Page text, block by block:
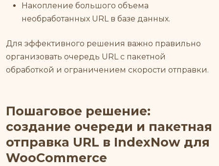
Накопление большого объема
необработанных URL в базе данных.
Для эффективного решения важно правильно
организовать очередь URL с пакетной
обработкой и ограничением скорости отправки.
Пошаговое решение:
создание очереди и пакетная
отправка URL в IndexNow для
WooCommerce